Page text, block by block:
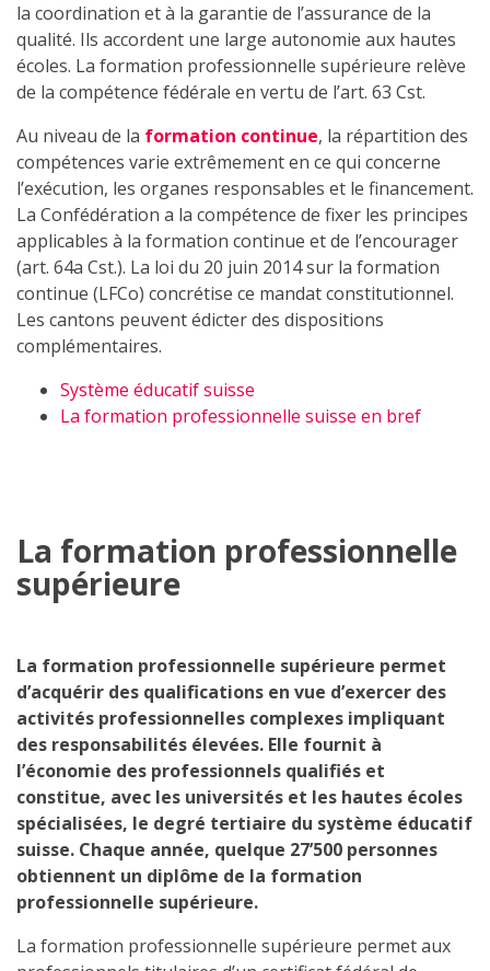
la coordination et à la garantie de l’assurance de la
qualité. Ils accordent une large autonomie aux hautes
écoles. La formation professionnelle supérieure relève
de la compétence fédérale en vertu de l’art. 63 Cst.
Au niveau de la formation continue, la répartition des
compétences varie extrêmement en ce qui concerne
l’exécution, les organes responsables et le financement.
La Confédération a la compétence de fixer les principes
applicables à la formation continue et de l’encourager
(art. 64a Cst.). La loi du 20 juin 2014 sur la formation
continue (LFCo) concrétise ce mandat constitutionnel.
Les cantons peuvent édicter des dispositions
complémentaires.
Système éducatif suisse
La formation professionnelle suisse en bref
La formation professionnelle
supérieure
La formation professionnelle supérieure permet
d’acquérir des qualifications en vue d’exercer des
activités professionnelles complexes impliquant
des responsabilités élevées. Elle fournit à
l’économie des professionnels qualifiés et
constitue, avec les universités et les hautes écoles
spécialisées, le degré tertiaire du système éducatif
suisse. Chaque année, quelque 27’500 personnes
obtiennent un diplôme de la formation
professionnelle supérieure.
La formation professionnelle supérieure permet aux